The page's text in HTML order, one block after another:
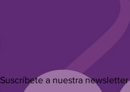
Suscríbete a nuestra newsletter